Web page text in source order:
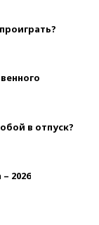
в отпуск?
2026